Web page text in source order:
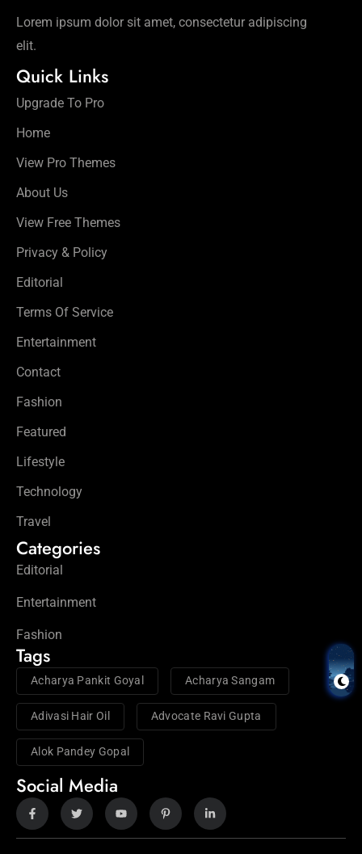
Lorem ipsum dolor sit amet, consectetur adipiscing
elit.
Quick Links
Upgrade To Pro
Home
View Pro Themes
About Us
View Free Themes
Privacy & Policy
Editorial
Terms Of Service
Entertainment
Contact
Fashion
Featured
Lifestyle
Technology
Travel
Categories
Editorial
Entertainment
Fashion
Tags
Acharya Pankit Goyal Acharya Sangam
Adivasi Hair Oil Advocate Ravi Gupta
Alok Pandey Gopal
Social Media